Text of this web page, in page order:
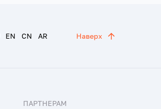
EN CN AR Наверх
ПАРТНЕРАМ